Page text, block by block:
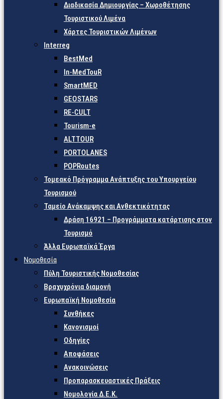
Διαδικασία Δημιουργίας – Χωροθέτησης
Τουριστικού Λιμένα
Χάρτες Τουριστικών Λιμένων
Interreg
BestMed
In-MedTouR
SmartMED
GEOSTARS
RE-CULT
Tourism-e
ALTTOUR
PORTOLANES
POPRoutes
Τομεακό Πρόγραμμα Ανάπτυξης του Υπουργείου
Τουρισμού
Ταμείο Ανάκαμψης και Ανθεκτικότητας
Δράση 16921 – Προγράμματα κατάρτισης στον
Τουρισμό
Άλλα Ευρωπαϊκά Έργα
Νομοθεσία
Πύλη Τουριστικής Νομοθεσίας
Βραχυχρόνια διαμονή
Ευρωπαϊκή Νομοθεσία
Συνθήκες
Κανονισμοί
Οδηγίες
Αποφάσεις
Ανακοινώσεις
Προπαρασκευαστικές Πράξεις
Νομολογία Δ.Ε.Κ.